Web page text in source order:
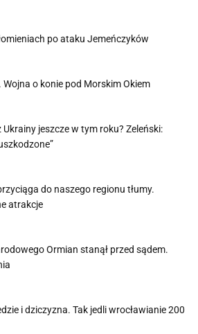
po ataku Jemeńczyków
o konie pod Morskim Okiem
jeszcze w tym roku? Zeleński:
do naszego regionu tłumy.
atrakcje
Ormian stanął przed sądem.
i dziczyzna. Tak jedli wrocławianie 200